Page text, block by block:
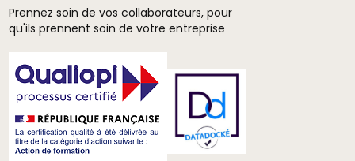
Prennez soin de vos collaborateurs, pour
qu'ils prennent soin de votre entreprise